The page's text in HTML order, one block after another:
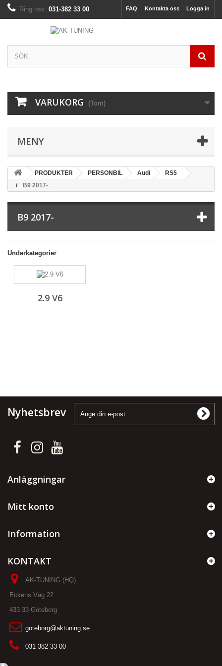
Logga in
Kontakta oss
FAQ
Ring oss: 031-382 33 00
VARUKORG (Tom)
MENY
PRODUKTER PERSONBIL Audi
RS5
B9 2017-
B9 2017-
Underkategorier
2.9 V6
Nyhetsbrev
Anläggningar
Mitt konto
Information
KONTAKT
AK-TUNING (HQ)
Eckens Väg 22
433 33 Göteborg
goteborg@aktuning.se
031-382 33 00